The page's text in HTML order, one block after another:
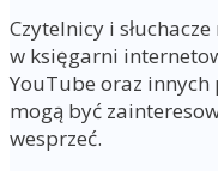
Czytelnicy i
w księgarni
YouTube oraz
mogą być
wesprzeć.